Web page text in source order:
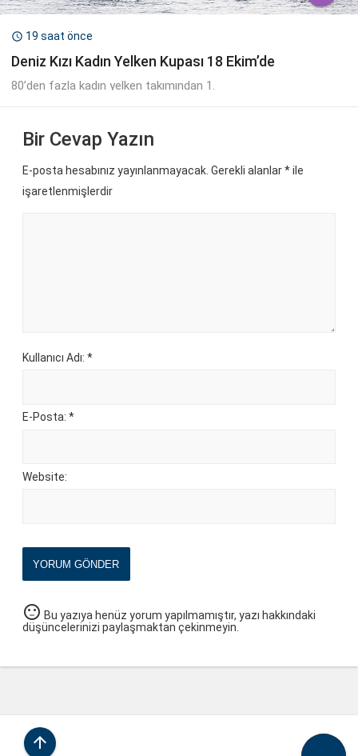
 19 saat önce
Deniz Kızı Kadın Yelken Kupası 18 Ekim’de
80’den fazla kadın yelken takımından 1.
Bir Cevap Yazın
E-posta hesabınız yayınlanmayacak. Gerekli alanlar*ile
işaretlenmişlerdir
Kullanıcı Adı: *
E-Posta: *
Website:
YORUM GÖNDER
sentiment_neutral Bu yazıya henüz yorum yapılmamıştır, yazı hakkındaki
düşüncelerinizi paylaşmaktan çekinmeyin.
